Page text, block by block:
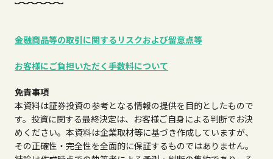
金融商品等の取引に関するリスクおよび留意点等
お客様にご負担いただく手数料について
免責事項
本資料は証券投資の参考となる情報の提供を目的としたもので
す。投資に関する最終決定は、お客様ご自身による判断でお決
めください。本資料は企業取材等に基づき作成していますが、
その正確性・完全性を全面的に保証するものではありません。